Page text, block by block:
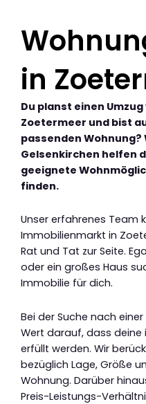
in
Du planst einen
Zoetermeer und bist
passenden Wohnung?
Gelsenkirchen helfen
geeignete
finden.
Unser erfahrenes Team
Immobilienmarkt in
Rat und Tat zur Seite.
oder ein großes Haus
Immobilie für dich.
Bei der Suche nach
Wert darauf, dass deine
erfüllt werden. Wir
bezüglich Lage, Größe
Wohnung. Darüber
Preis-Leistungs-